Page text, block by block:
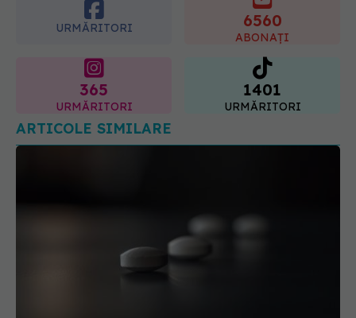
ABONAȚI
365
URMĂRITORI
1401
URMĂRITORI
ARTICOLE SIMILARE